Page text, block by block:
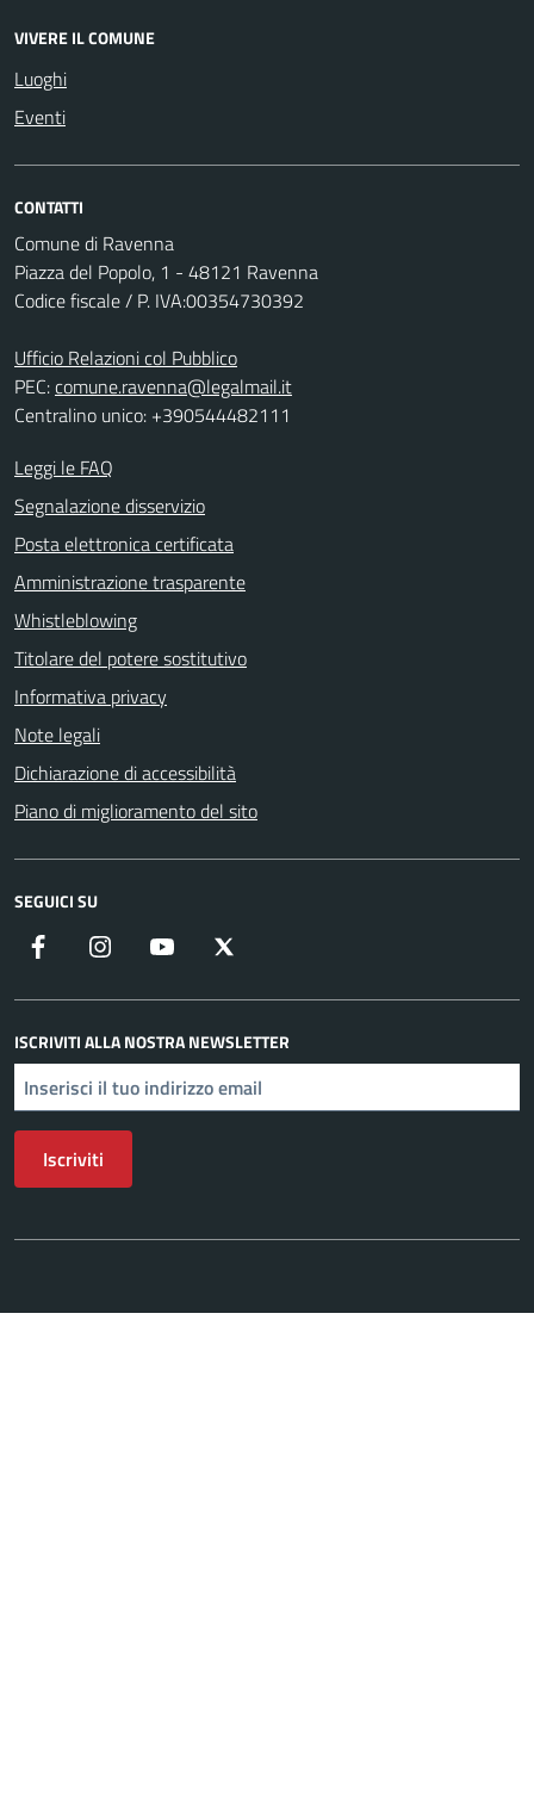
VIVERE IL COMUNE
Luoghi
Eventi
CONTATTI
Comune di Ravenna
Piazza del Popolo, 1 - 48121 Ravenna
Codice fiscale / P. IVA:00354730392
Ufficio Relazioni col Pubblico
PEC:comune.ravenna@legalmail.it
Centralino unico: +390544482111
Leggi le FAQ
Segnalazione disservizio
Posta elettronica certificata
Amministrazione trasparente
Whistleblowing
Titolare del potere sostitutivo
Informativa privacy
Note legali
Dichiarazione di accessibilità
Piano di miglioramento del sito
SEGUICI SU
Facebook Instagram YouTube
ISCRIVITI ALLA NOSTRA NEWSLETTER